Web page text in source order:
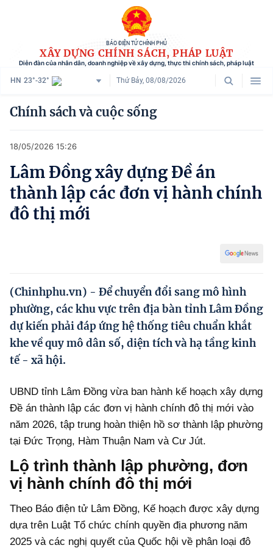
BÁO ĐIỆN TỬ CHÍNH PHỦ
XÂY DỰNG CHÍNH SÁCH, PHÁP LUẬT
Diễn đàn của nhân dân, doanh nghiệp về xây dựng, thực thi chính sách, pháp luật
HN 23°-32° Thứ Bảy, 08/08/2026
Danh mục
Tham vấn chính sách
Người dân góp ý
Phát triển kinh tế tư nhân và doanh nghiệp dân tộc
Ocop và chuỗi giá trị Nông sản
Kinh tế tư nhân
Khác
Video
Chính sách và cuộc sống
18/05/2026 15:26
Lâm Đồng xây dựng Đề án
thành lập các đơn vị hành chính
đô thị mới
(Chinhphu.vn) - Để chuyển đổi sang mô hình
phường, các khu vực trên địa bàn tỉnh Lâm Đồng
dự kiến phải đáp ứng hệ thống tiêu chuẩn khắt
khe về quy mô dân số, diện tích và hạ tầng kinh
tế - xã hội.
UBND tỉnh Lâm Đồng vừa ban hành kế hoạch xây dựng
Đề án thành lập các đơn vị hành chính đô thị mới vào
năm 2026, tập trung hoàn thiện hồ sơ thành lập phường
tại Đức Trọng, Hàm Thuận Nam và Cư Jút.
Lộ trình thành lập phường, đơn
vị hành chính đô thị mới
Theo Báo điện tử Lâm Đồng, Kế hoạch được xây dựng
dựa trên Luật Tổ chức chính quyền địa phương năm
2025 và các nghị quyết của Quốc hội về phân loại đô